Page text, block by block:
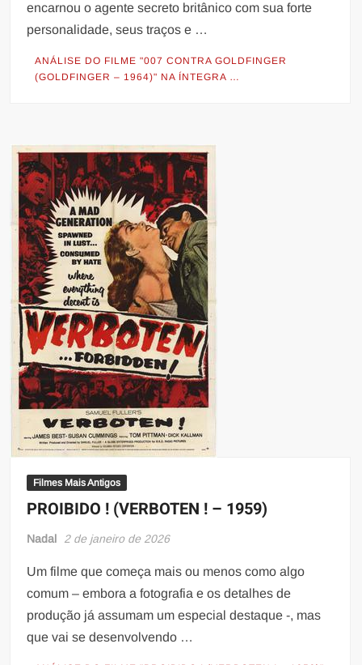
encarnou o agente secreto britânico com sua forte
personalidade, seus traços e …
ANÁLISE DO FILME "007 CONTRA GOLDFINGER
(GOLDFINGER – 1964)" NA ÍNTEGRA …
Filmes Mais Antigos
PROIBIDO ! (VERBOTEN ! – 1959)
Nadal 2 de janeiro de 2026
Um filme que começa mais ou menos como algo
comum – embora a fotografia e os detalhes de
produção já assumam um especial destaque -, mas
que vai se desenvolvendo …